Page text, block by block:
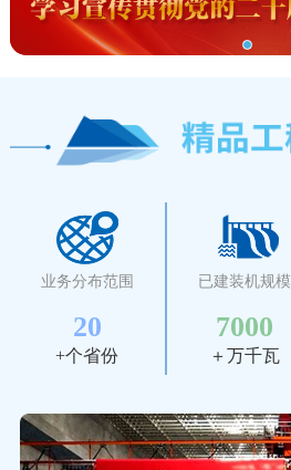
业务分布范围
20
+个省份
已建装机规模
7000
＋万千瓦